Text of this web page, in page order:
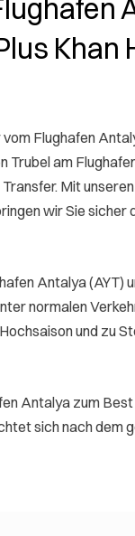
Khan
Flughafen
Trubel am
Mit
wir Sie sicher
Antalya (AYT)
normalen
und zu
Antalya zum
sich nach dem